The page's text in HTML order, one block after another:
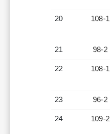
20 108-1
21 98-2
22 108-1
23 96-2
24 109-2